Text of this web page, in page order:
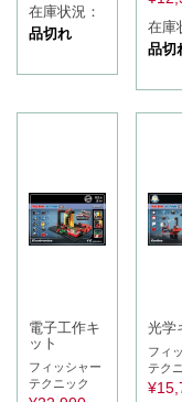
在庫状況：
品切れ
在庫
品切
電子工作キ
ット
フィッシャー
テクニック
光学
フィ
テク
¥